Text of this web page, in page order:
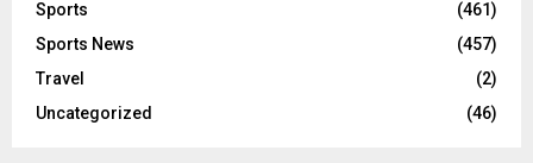
Sports
(461)
Sports News
(457)
Travel
(2)
Uncategorized
(46)